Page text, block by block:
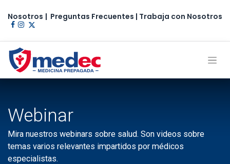
Nosotros | Preguntas Frecuentes | Trabaja con Nosotros​
Webinar
Mira nuestros webinars sobre salud. Son videos sobre
temas varios relevantes impartidos por médicos
especialistas.